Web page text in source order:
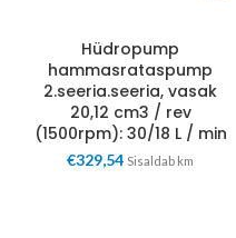
Hüdropump
hammasrataspump
2.seeria.seeria, vasak
20,12 cm3 / rev
(1500rpm): 30/18 L / min
€329,54 Sisaldab km